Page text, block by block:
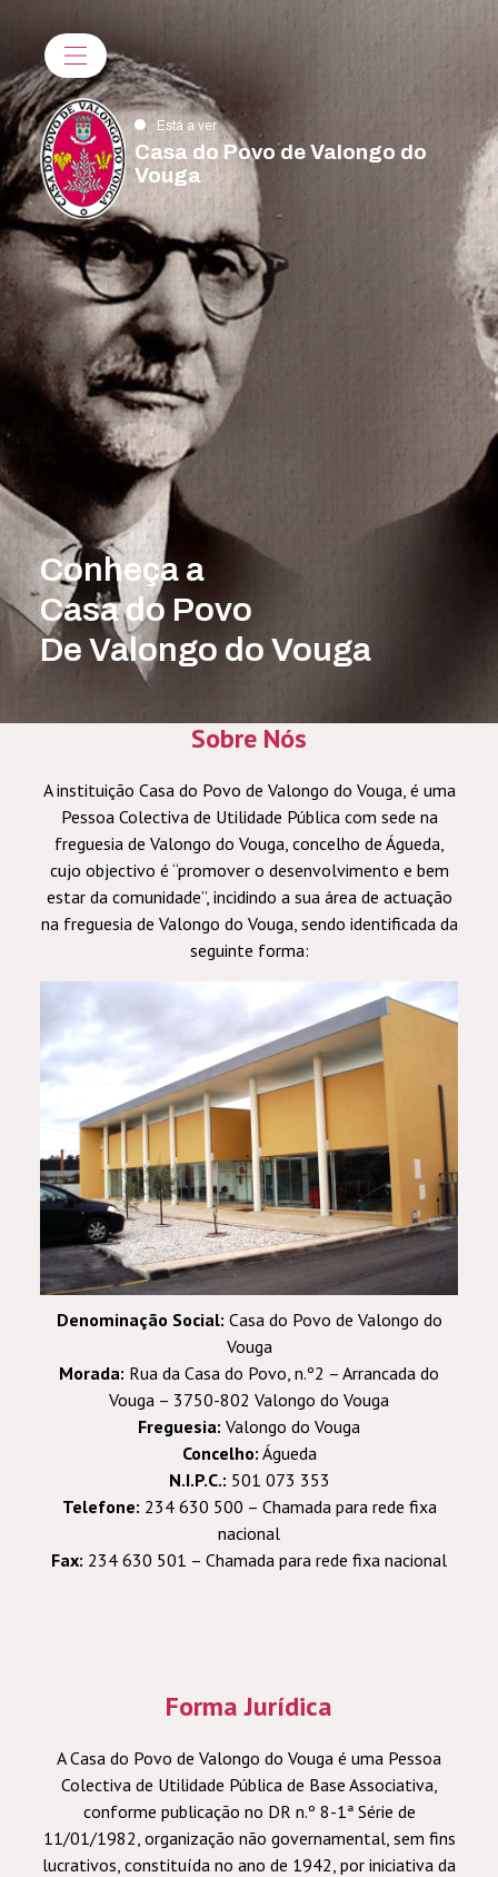
Está a ver
Casa do Povo de Valongo do
Vouga
Conheça a
Casa do Povo
De Valongo do Vouga
Sobre Nós
A instituição Casa do Povo de Valongo do Vouga, é uma
Pessoa Colectiva de Utilidade Pública com sede na
freguesia de Valongo do Vouga, concelho de Águeda,
cujo objectivo é “promover o desenvolvimento e bem
estar da comunidade”, incidindo a sua área de actuação
na freguesia de Valongo do Vouga, sendo identificada da
seguinte forma:
Denominação Social: Casa do Povo de Valongo do
Vouga
Morada: Rua da Casa do Povo, n.º2 – Arrancada do
Vouga – 3750-802 Valongo do Vouga
Freguesia: Valongo do Vouga
Concelho: Águeda
N.I.P.C.: 501 073 353
Telefone: 234 630 500 – Chamada para rede fixa
nacional
Fax: 234 630 501 – Chamada para rede fixa nacional
Forma Jurídica
A Casa do Povo de Valongo do Vouga é uma Pessoa
Colectiva de Utilidade Pública de Base Associativa,
conforme publicação no DR n.º 8-1ª Série de
11/01/1982, organização não governamental, sem fins
lucrativos, constituída no ano de 1942, por iniciativa da